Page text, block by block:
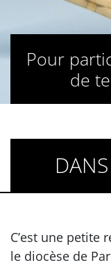
Pour
de
C’est une petite
le diocèse de